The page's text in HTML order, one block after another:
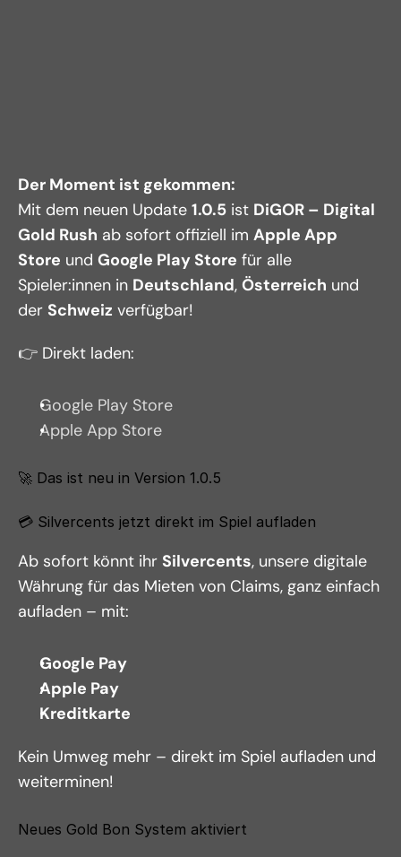
Der Moment ist gekommen:
Mit dem neuen Update 1.0.5 ist DiGOR – Digital
Gold Rush ab sofort offiziell im Apple App
Store und Google Play Store für alle
Spieler:innen in Deutschland, Österreich und
der Schweiz verfügbar!
👉 Direkt laden:
Google Play Store
Apple App Store
🚀 Das ist neu in Version 1.0.5
💳 Silvercents jetzt direkt im Spiel aufladen
Ab sofort könnt ihr Silvercents, unsere digitale
Währung für das Mieten von Claims, ganz einfach
aufladen – mit:
Google Pay
Apple Pay
Kreditkarte
Kein Umweg mehr – direkt im Spiel aufladen und
weiterminen!
Neues Gold Bon System aktiviert